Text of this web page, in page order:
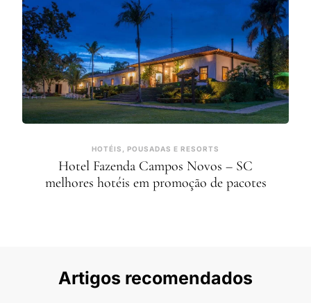
HOTÉIS, POUSADAS E RESORTS
Hotel Fazenda Campos Novos – SC
melhores hotéis em promoção de pacotes
Artigos recomendados